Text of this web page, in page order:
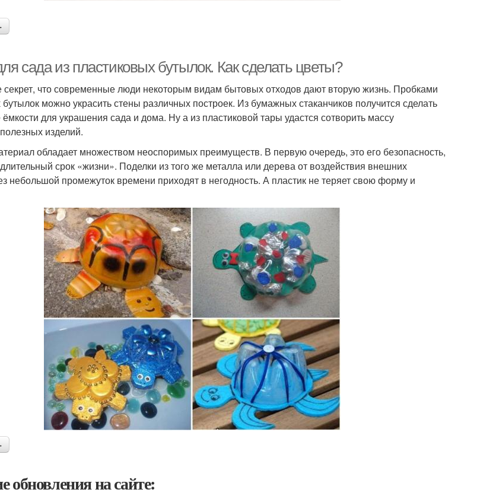
сада из пластиковых бутылок. Как сделать цветы?
секрет, что современные люди некоторым видам бытовых отходов дают вторую жизнь. Пробками
можно украсить стены различных построек. Из бумажных стаканчиков получится сделать
для украшения сада и дома. Ну а из пластиковой тары удастся сотворить массу
изделий.
обладает множеством неоспоримых преимуществ. В первую очередь, это его безопасность,
срок «жизни». Поделки из того же металла или дерева от воздействия внешних
небольшой промежуток времени приходят в негодность. А пластик не теряет свою форму и
обновления на сайте: